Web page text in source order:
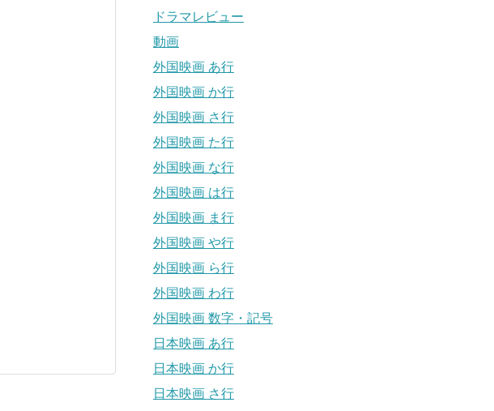
ドラマレビュー
動画
外国映画 あ行
外国映画 か行
外国映画 さ行
外国映画 た行
外国映画 な行
外国映画 は行
外国映画 ま行
外国映画 や行
外国映画 ら行
外国映画 わ行
外国映画 数字・記号
日本映画 あ行
日本映画 か行
日本映画 さ行